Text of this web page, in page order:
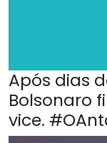
Após dias
Bolsonaro
vice.